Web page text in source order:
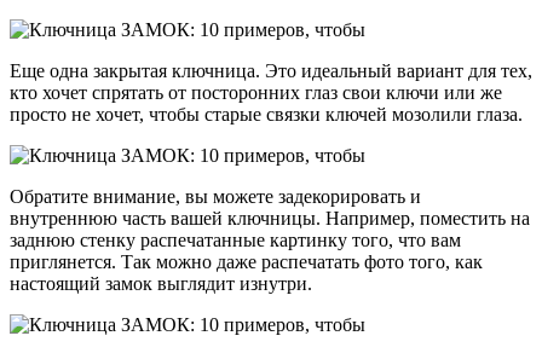
Еще одна закрытая ключница. Это идеальный вариант для тех,
кто хочет спрятать от посторонних глаз свои ключи или же
просто не хочет, чтобы старые связки ключей мозолили глаза.
Обратите внимание, вы можете задекорировать и
внутреннюю часть вашей ключницы. Например, поместить на
заднюю стенку распечатанные картинку того, что вам
приглянется. Так можно даже распечатать фото того, как
настоящий замок выглядит изнутри.